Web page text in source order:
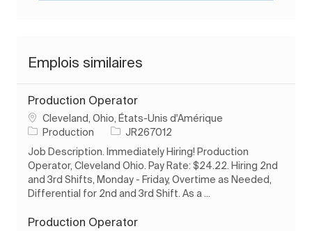
Emplois similaires
Production Operator
Emplacement
Cleveland, Ohio, États-Unis d'Amérique
Catégorie
Production ID de l’emploi
JR267012
Job Description. Immediately Hiring! Production
Operator, Cleveland Ohio. Pay Rate: $24.22. Hiring 2nd
and 3rd Shifts, Monday - Friday, Overtime as Needed,
Differential for 2nd and 3rd Shift. As a ...
Production Operator